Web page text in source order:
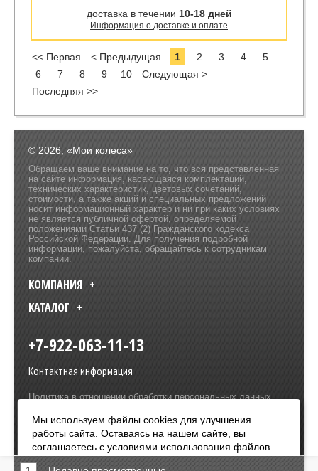
доставка в течении 10-18 дней
Информация о доставке и оплате
<< Первая < Предыдущая 1 2 3 4
5
6
7 8 9 10
Следующая >
Последняя >>
© 2026, «Мои колеса»
Обращаем ваше внимание на то, что вся представленная
на сайте информация, касающаяся комплектаций,
технических характеристик, цветовых сочетаний,
стоимости, а также акций и специальных предложений
носит информационный характер и ни при каких условиях
не является публичной офертой, определяемой
положениями Статьи 437 (2) Гражданского кодекса
Российской Федерации. Для получения подробной
информации, пожалуйста, обращайтесь к сотрудникам
компании.
КОМПАНИЯ
Оплата:
КАТАЛОГ
+7-922-063-11-13
Контактная информация
Политика в отношении обработки персональных данных
Мы используем файлы cookies для улучшения
работы сайта. Оставаясь на нашем сайте, вы
соглашаетесь с условиями использования файлов
cookies. Чтобы ознакомиться с нашими Положениями